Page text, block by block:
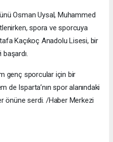
Osman Uysal, Muhammed
spora ve sporcuya
Kaçıkoç Anadolu Lisesi, bir
genç sporcular için bir
de Isparta’nın spor alanındaki
önüne serdi. /Haber Merkezi